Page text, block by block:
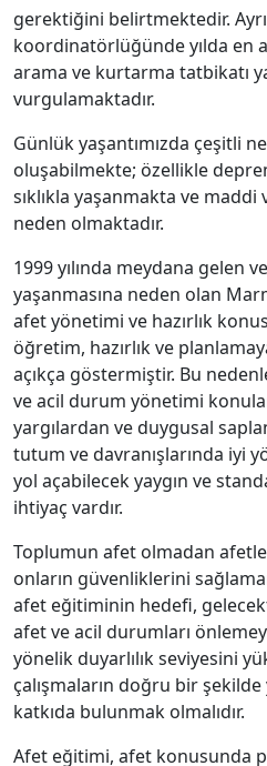
gerektiğini belirtmektedir.
koordinatörlüğünde yılda en
arama ve kurtarma tatbikatı
vurgulamaktadır.
Günlük yaşantımızda çeşitli
oluşabilmekte; özellikle
sıklıkla yaşanmakta ve maddi
neden olmaktadır.
1999 yılında meydana gelen
yaşanmasına neden olan
afet yönetimi ve hazırlık
öğretim, hazırlık ve
açıkça göstermiştir. Bu
ve acil durum yönetimi
yargılardan ve duygusal
tutum ve davranışlarında iyi
yol açabilecek yaygın ve
ihtiyaç vardır.
Toplumun afet olmadan
onların güvenliklerini
afet eğitiminin hedefi,
afet ve acil durumları
yönelik duyarlılık seviyesini
çalışmaların doğru bir
katkıda bulunmak olmalıdır.
Afet eğitimi, afet konusunda